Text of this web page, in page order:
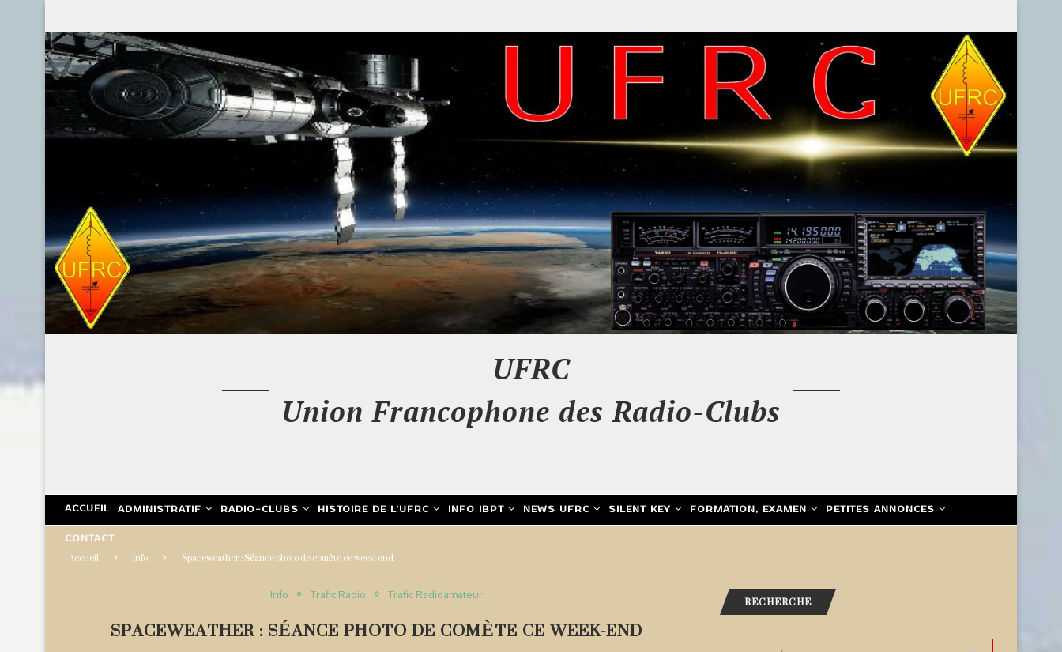
UFRC
Union Francophone des Radio-Clubs
ACCUEIL ADMINISTRATIF RADIO-CLUBS HISTOIRE DE L’UFRC INFO IBPT NEWS UFRC SILENT KEY FORMATION, EXAMEN PETITES ANNONCES
CONTACT
Accueil Info Spaceweather : Séance photo de comète ce week-end
Info Trafic Radio Trafic Radioamateur
SPACEWEATHER : SÉANCE PHOTO DE COMÈTE CE WEEK-END
RECHERCHE